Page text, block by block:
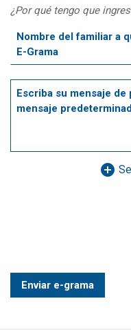
¿Por qué tengo que
add_circle